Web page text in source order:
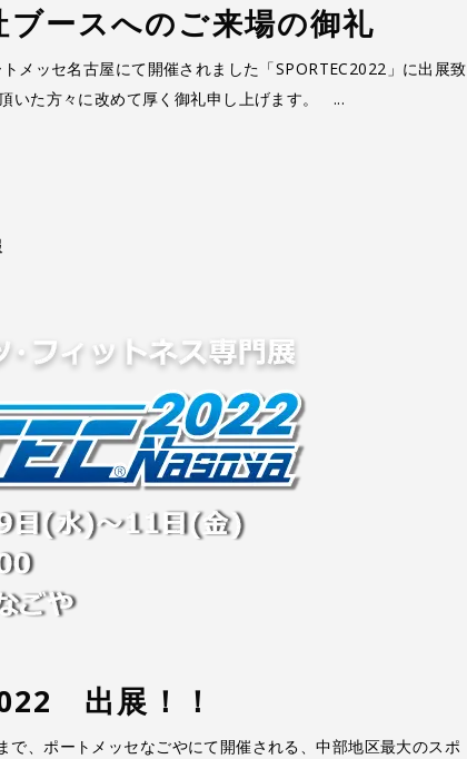
ブースへのご来場の御礼
メッセ名古屋にて開催されました「SPORTEC2022」に出展致
いた方々に改めて厚く御礼申し上げます。
出展！！
、ポートメッセなごやにて開催される、中部地区最大のスポ